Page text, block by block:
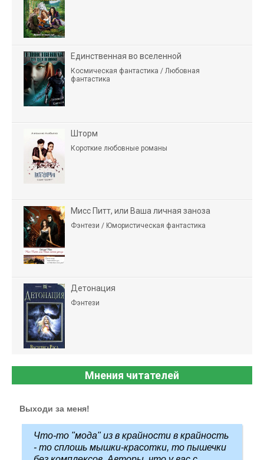
Единственная во вселенной
Космическая фантастика / Любовная
фантастика
Шторм
Короткие любовные романы
Мисс Питт, или Ваша личная заноза
Фэнтези / Юмористическая фантастика
Детонация
Фэнтези
Мнения читателей
Выходи за меня!
Что-то "мода" из в крайности в крайность
- то сплошь мышки-красотки, то пышечки